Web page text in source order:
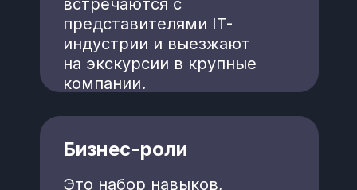
Бизнес-роли
Это набор навыков,
встречаются с
представителями IT-
индустрии и выезжают
на экскурсии в крупные
компании.